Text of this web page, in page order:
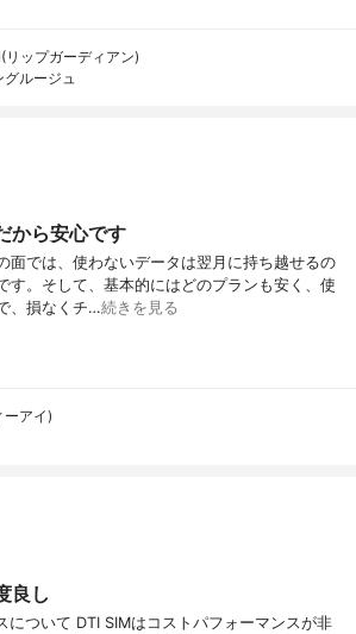
リップガーディアン)
グルージュ
から安心です
面では、使わないデータは翌月に持ち越せるの
す。そして、基本的にはどのプランも安く、使
、損なくチ…続きを見る
ーアイ)
良し
ついて DTI SIMはコストパフォーマンスが非